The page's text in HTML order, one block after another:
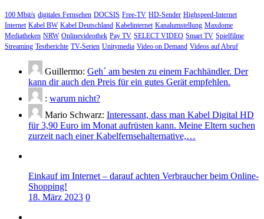
100 Mbit/s digitales Fernsehen DOCSIS Free-TV HD-Sender Highspeed-Internet
Internet Kabel BW Kabel Deutschland Kabelinternet Kanalumstellung Maxdome
Mediatheken NRW Onlinevideothek Pay TV SELECT VIDEO Smart TV Spielfilme
Streaming Testberichte TV-Serien Unitymedia Video on Demand Videos auf Abruf
Guillermo: Geh´ am besten zu einem Fachhändler. Der
kann dir auch den Preis für ein gutes Gerät empfehlen.
: warum nicht?
Mario Schwarz: Interessant, dass man Kabel Digital HD
für 3,90 Euro im Monat aufrüsten kann. Meine Eltern suchen
zurzeit nach einer Kabelfernsehalternative,…
Einkauf im Internet – darauf achten Verbraucher beim Online-
Shopping!
18. März 2023 0